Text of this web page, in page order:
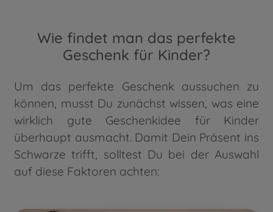
Wie findet man das perfekte
Geschenk für Kinder?
Um das perfekte Geschenk aussuchen zu
können, musst Du zunächst wissen, was eine
wirklich gute Geschenkidee für Kinder
überhaupt ausmacht. Damit Dein Präsent ins
Schwarze trifft, solltest Du bei der Auswahl
auf diese Faktoren achten: